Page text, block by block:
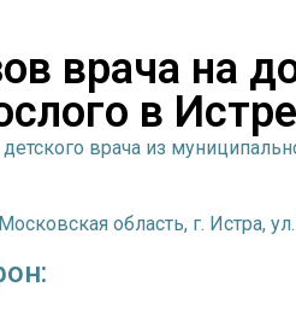
врача на
в Истре
врача из
область, г. Истра,